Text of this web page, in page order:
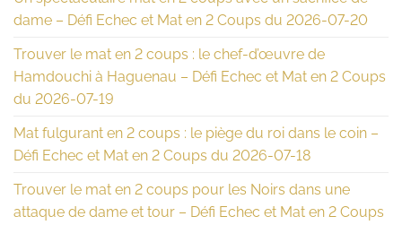
dame – Défi Echec et Mat en 2 Coups du 2026-07-20
Trouver le mat en 2 coups : le chef-d’œuvre de
Hamdouchi à Haguenau – Défi Echec et Mat en 2 Coups
du 2026-07-19
Mat fulgurant en 2 coups : le piège du roi dans le coin –
Défi Echec et Mat en 2 Coups du 2026-07-18
Trouver le mat en 2 coups pour les Noirs dans une
attaque de dame et tour – Défi Echec et Mat en 2 Coups